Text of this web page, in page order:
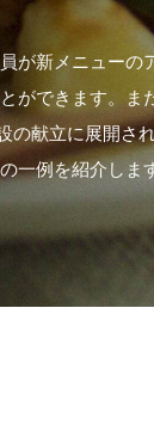
が新メニューの
ができます。ま
の献立に展開さ
一例を紹介しま